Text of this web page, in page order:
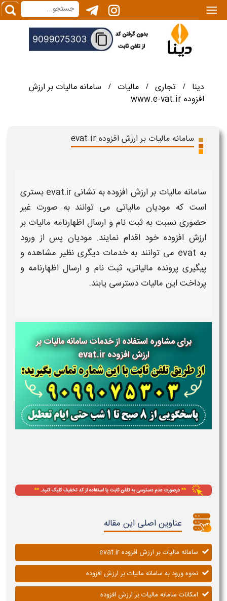
|||
دینا / تجاری / مالیات /
سامانه مالیات بر ارزش
افزوده www.e-vat.ir
سامانه مالیات بر ارزش افزوده evat.ir
سامانه مالیات بر ارزش افزودهبه نشانی evat.ir بستری
است که مودیان مالیاتی می توانند به صورت غیر
حضوری نسبت به ثبت نام و ارسال اظهارنامه مالیات بر
ارزش افزوده خود اقدام نمایند. مودیان پس از ورود
به evat می توانند به خدمات دیگری نظیر مشاهده و
پیگیری پرونده مالیاتی، ثبت نام و ارسال اظهارنامه و
پرداخت این مالیات دسترسی یابند.
برای مشاوره استفاده از خدماتسامانه مالیات بر
ارزش افزوده evat.ir​
عناوین اصلی این مقاله
سامانه مالیات بر ارزش افزوده evat.ir
نحوه ورود به سامانه مالیات بر ارزش افزوده
امکانات سامانه مالیات بر ارزش افزوده